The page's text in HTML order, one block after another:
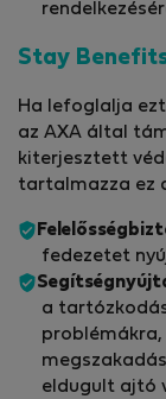
Stay
Ha lefoglalja
az AXA által
kiterjesztett
tartalmazza ez
fedezetet
a
eldugult ajtó